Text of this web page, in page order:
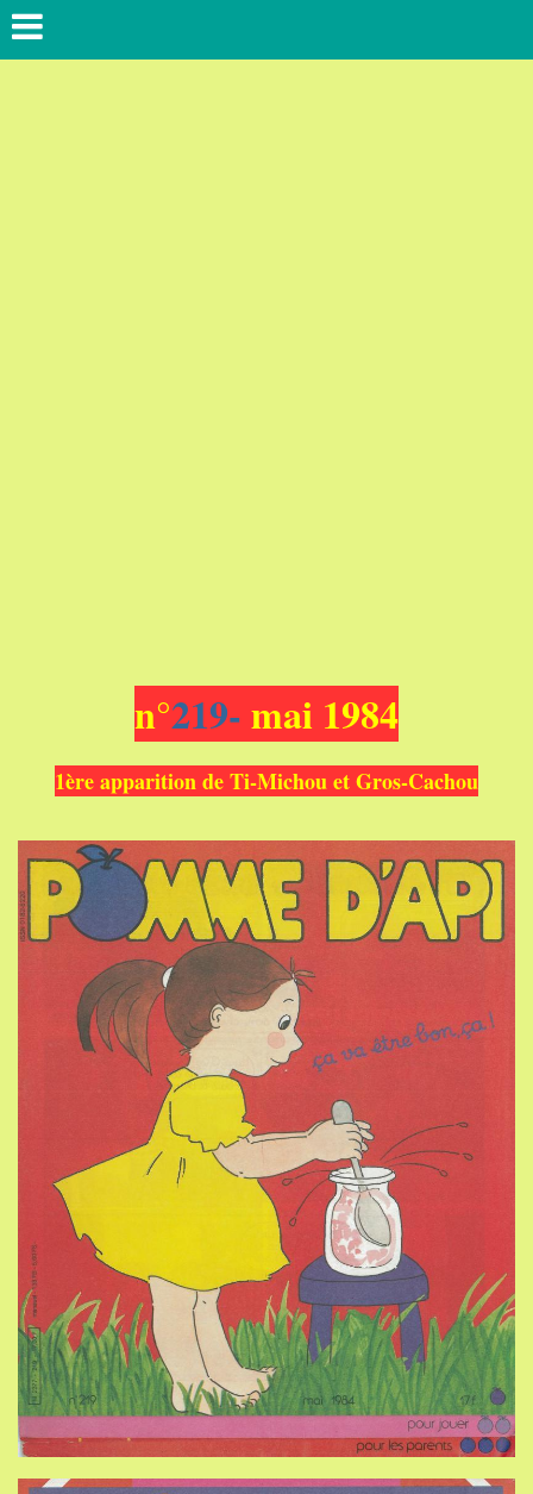
n°219-mai 1984
1ère apparition de Ti-Michou et Gros-Cachou